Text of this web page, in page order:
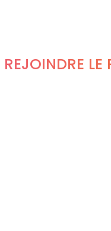
REJOINDRE LE